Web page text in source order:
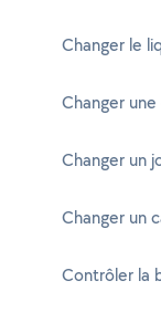
Changer le
Changer
Changer un
Changer un
Contrôler la